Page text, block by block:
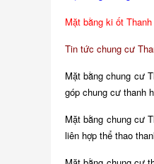
Mặt bằng ki ốt
Tin tức chung cư
Mặt bằng chung cư
góp chung cư thanh
Mặt bằng chung cư
liên hợp thể thao